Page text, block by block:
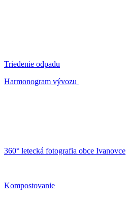
Triedenie odpadu
Harmonogram vývozu
360° letecká fotografia obce Ivanovce
Kompostovanie